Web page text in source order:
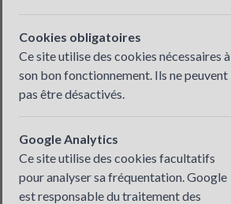
Cookies obligatoires
Ce site utilise des cookies nécessaires à
son bon fonctionnement. Ils ne peuvent
pas être désactivés.
Google Analytics
Ce site utilise des cookies facultatifs
pour analyser sa fréquentation. Google
est responsable du traitement des